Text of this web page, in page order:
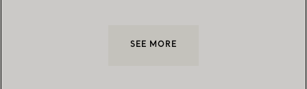
SEE MORE